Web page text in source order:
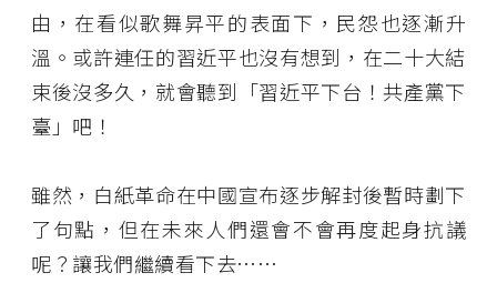
由，在看似歌舞昇平的表面下，民怨也逐漸升
溫。或許連任的習近平也沒有想到，在二十大結
束後沒多久，就會聽到「習近平下台！共產黨下
臺」吧！
雖然，白紙革命在中國宣布逐步解封後暫時劃下
了句點，但在未來人們還會不會再度起身抗議
呢？讓我們繼續看下去……